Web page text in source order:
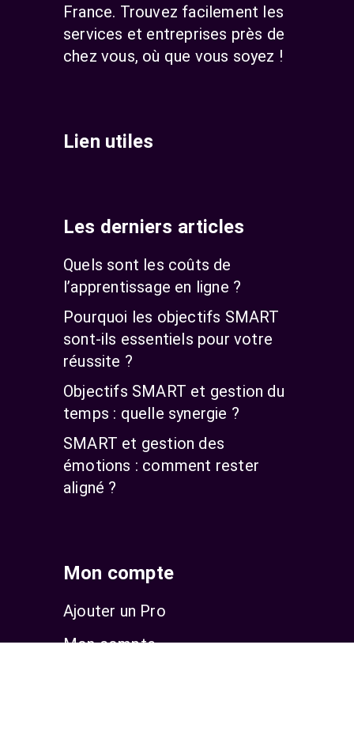
France. Trouvez facilement les
services et entreprises près de
chez vous, où que vous soyez !
Lien utiles
Les derniers articles
Quels sont les coûts de
l’apprentissage en ligne ?
Pourquoi les objectifs SMART
sont-ils essentiels pour votre
réussite ?
Objectifs SMART et gestion du
temps : quelle synergie ?
SMART et gestion des
émotions : comment rester
aligné ?
Mon compte
Ajouter un Pro
Mon compte